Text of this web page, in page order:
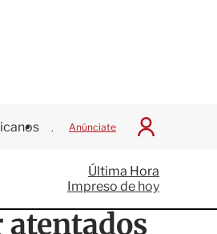
Juegos Centroamericanos
Anúnciate
I
c
i
a
r
Última Hora
Impreso de hoy
atentados